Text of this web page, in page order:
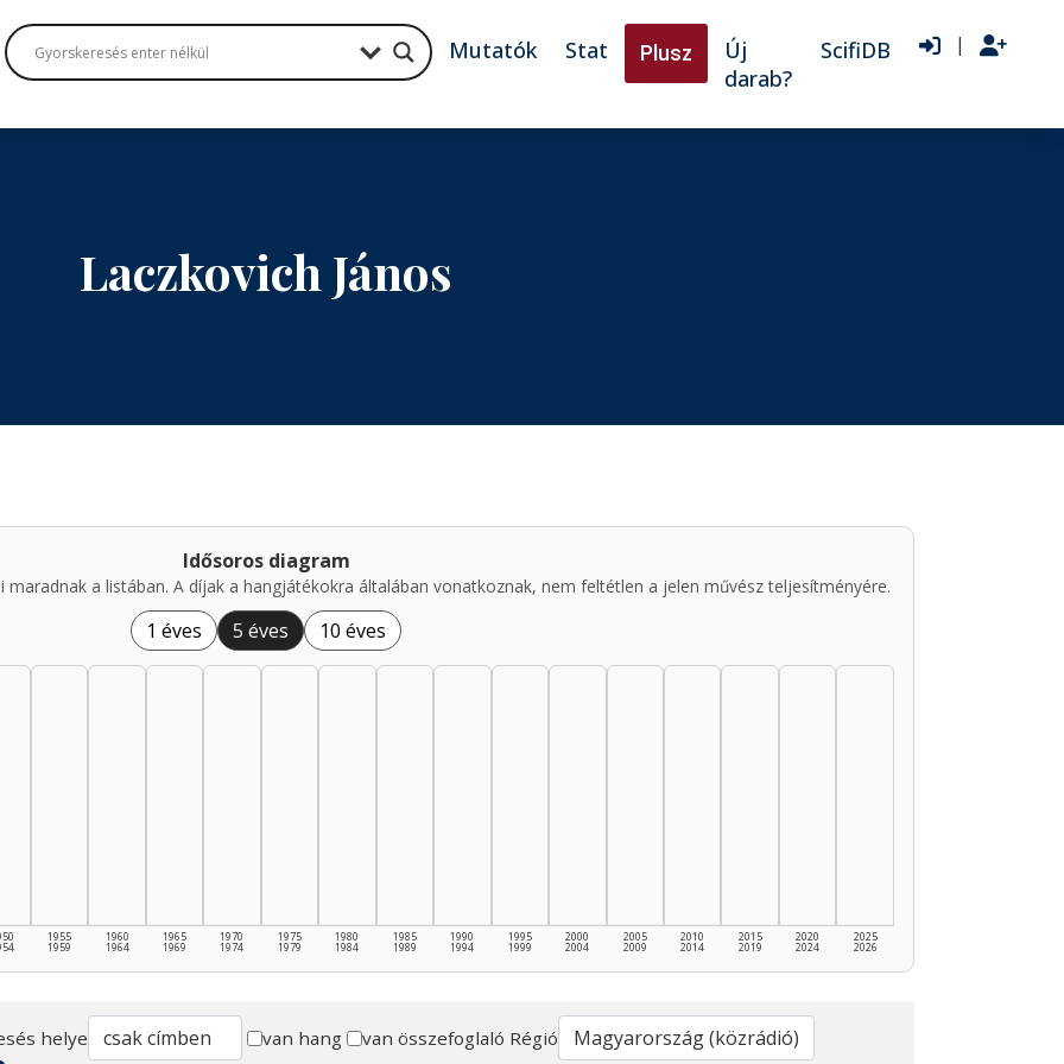
Mutatók Stat Plusz
Új
darab?
ScifiDB |
Laczkovich János
Idősoros diagram
a listában. A díjak a hangjátékokra általában vonatkoznak, nem feltétlen a jelen művész teljesítményére.
1 éves 5 éves 10 éves
1955
1959
1960
1964
1965
1969
1970
1974
1975
1979
1980
1984
1985
1989
1990
1994
1995
1999
2000
2004
2005
2009
2010
2014
2015
2019
2020
2024
2025
2026
helye van hang van összefoglaló Régió